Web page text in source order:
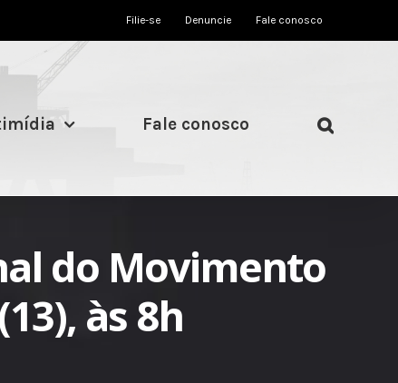
Filie-se Denuncie Fale conosco
Fale conosco
do Movimento
às 8h